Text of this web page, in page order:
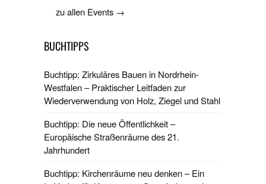
zu allen Events →
BUCHTIPPS
Buchtipp: Zirkuläres Bauen in Nordrhein-
Westfalen – Praktischer Leitfaden zur
Wiederverwendung von Holz, Ziegel und Stahl
Buchtipp: Die neue Öffentlichkeit –
Europäische Straßenräume des 21.
Jahrhundert
Buchtipp: Kirchenräume neu denken – Ein